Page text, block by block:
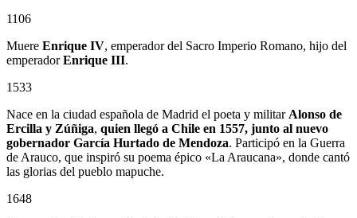
1106
Muere Enrique IV, emperador del Sacro Imperio Romano, hijo del
emperadorEnrique III.
1533
Nace en la ciudad española de Madrid el poeta y militar Alonso de
Ercilla y Zúñiga, quien llegó a Chile en 1557, junto al nuevo
gobernador García Hurtado de Mendoza. Participó en la Guerra
de Arauco, que inspiró su poema épico «La Araucana», donde cantó
las glorias del pueblo mapuche.
1648